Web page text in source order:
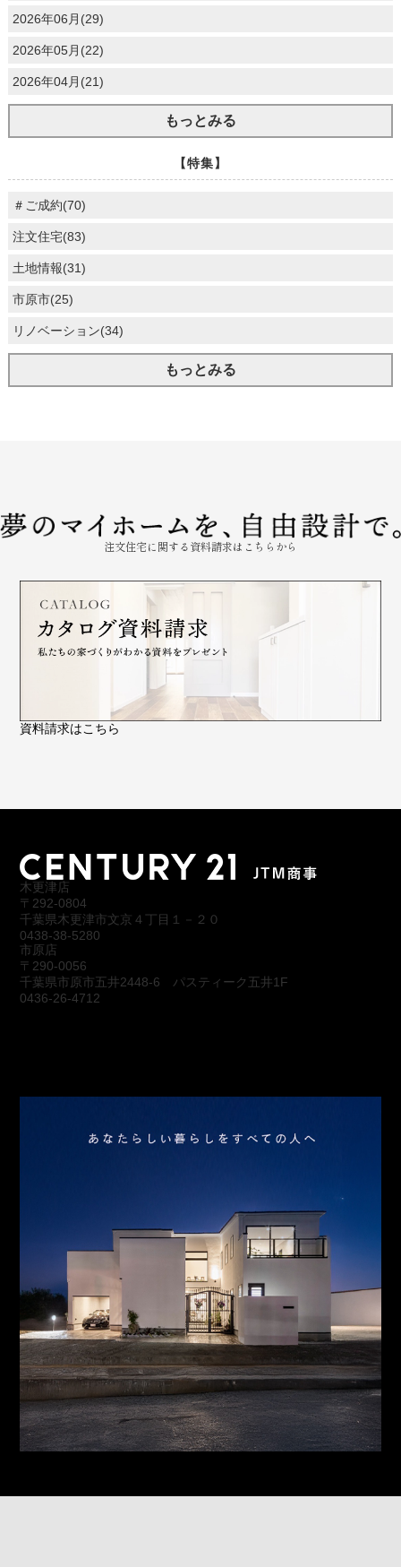
2026年06月(29)
2026年05月(22)
2026年04月(21)
もっとみる
【特集】
＃ご成約(70)
注文住宅(83)
土地情報(31)
市原市(25)
リノベーション(34)
もっとみる
注文住宅に関する資料請求はこちらから
資料請求はこちら
木更津店
〒292-0804
千葉県木更津市文京４丁目１－２０
0438-38-5280
市原店
〒290-0056
千葉県市原市五井2448-6 パスティーク五井1F
0436-26-4712